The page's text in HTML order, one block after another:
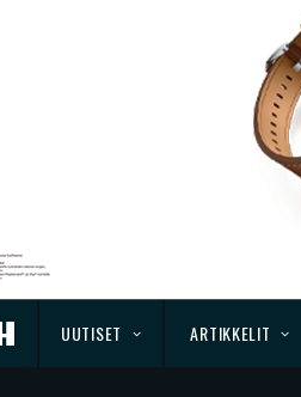
UUTISET ARTIKKELIT